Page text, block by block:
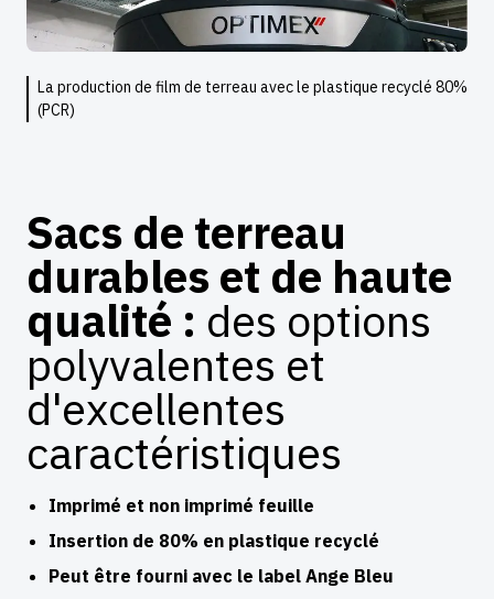
La production de film de terreau avec le plastique recyclé 80%
(PCR)
Sacs de terreau
durables et de haute
qualité : des options
polyvalentes et
d'excellentes
caractéristiques
Imprimé et non imprimé feuille
Insertion de 80% en plastique recyclé
Peut être fourni avec le label Ange Bleu